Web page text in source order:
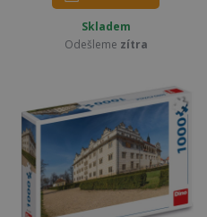
Skladem
Odešleme zítra